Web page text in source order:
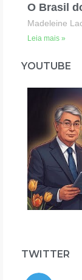
O Brasil
Madeleine
Leia mais »
YOUTUBE
TWITTER